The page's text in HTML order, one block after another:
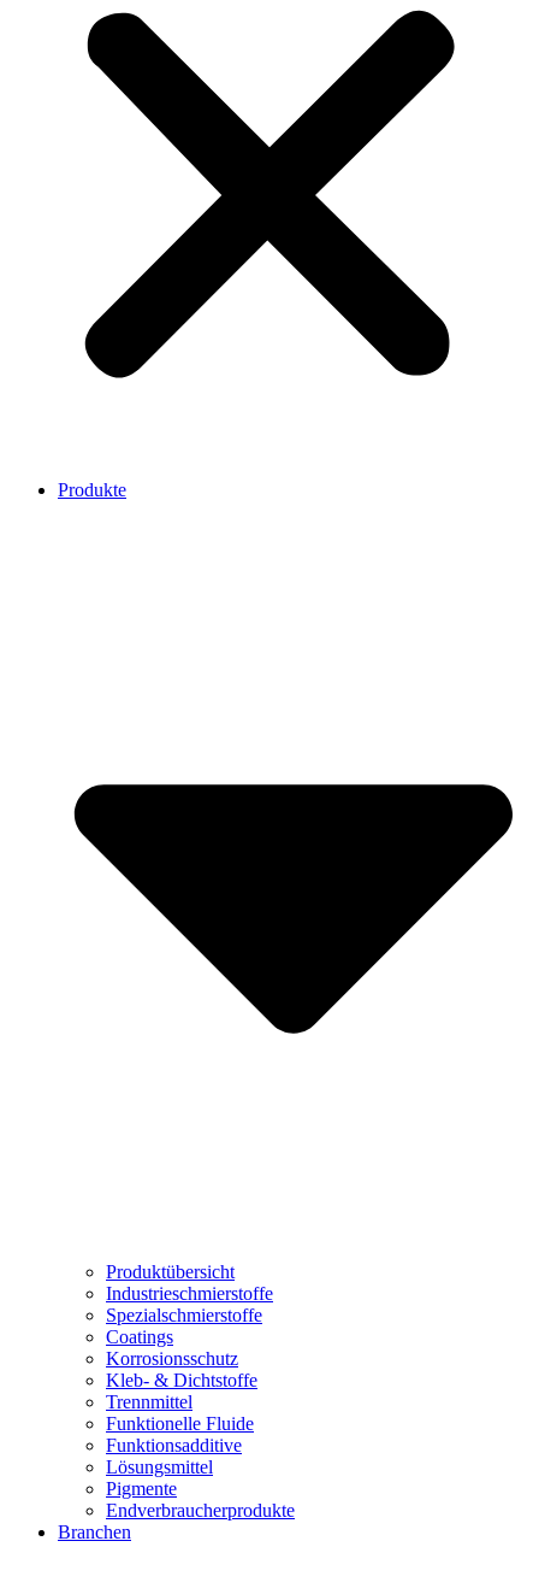
Produkte
Produktübersicht
Industrieschmierstoffe
Spezialschmierstoffe
Coatings
Korrosionsschutz
Kleb- & Dichtstoffe
Trennmittel
Funktionelle Fluide
Funktionsadditive
Lösungsmittel
Pigmente
Endverbraucherprodukte
Branchen